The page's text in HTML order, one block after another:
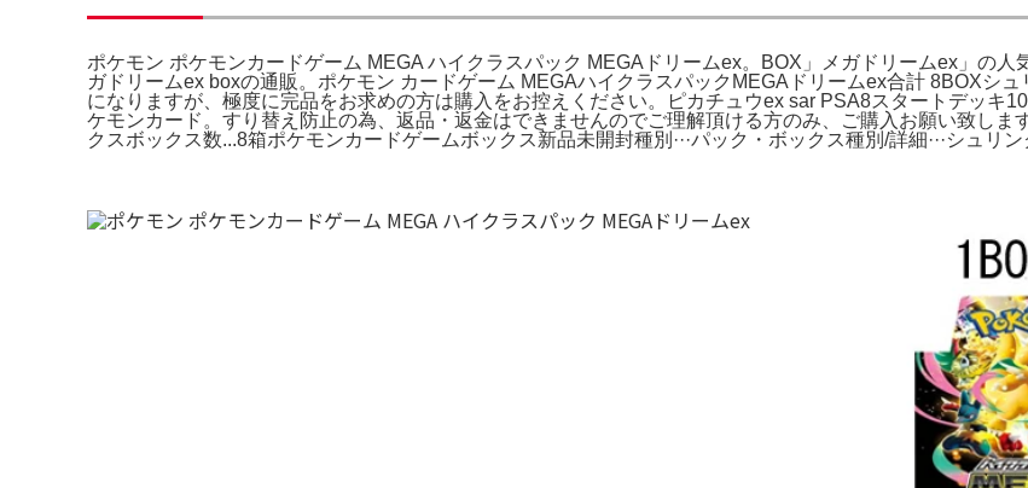
ポケモン ポケモンカードゲーム MEGA ハイクラスパック MEGAドリームex。BOX」メガドリームex」の
ガドリームex boxの通販。ポケモン カードゲーム MEGAハイクラスパックMEGAドリームex合計 8BOXシ
になりますが、極度に完品をお求めの方は購入をお控えください。ピカチュウex sar PSA8スタートデッキ
ケモンカード。すり替え防止の為、返品・返金はできませんのでご理解頂ける方のみ、ご購入お願い致しま
クスボックス数...8箱ポケモンカードゲームボックス新品未開封種別···パック・ボックス種別/詳細···シュリ